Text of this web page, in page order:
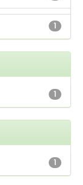
1
1
1